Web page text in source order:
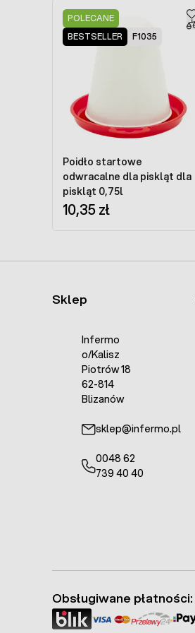
POLECANE
BESTSELLER
F1035
Poidło startowe
odwracalne dla piskląt dla
piskląt 0,75l
10,35 zł
Sklep
Infermo
o/Kalisz
Piotrów 18
62-814
Blizanów
sklep@infermo.pl
0048 62
739 40 40
Obsługiwane płatności: